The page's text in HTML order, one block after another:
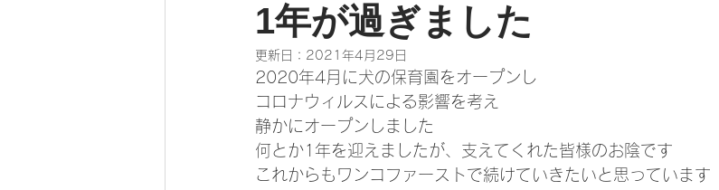
1年が過ぎました
更新日： 2021年4月29日
2020年4月に犬の保育園をオープンし
コロナウィルスによる影響を考え
静かにオープンしました
何とか1年を迎えましたが、支えてくれた皆様のお陰です
これからもワンコファーストで続けていきたいと思っています